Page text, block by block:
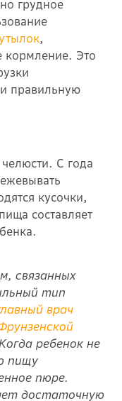
грудное
,
кормление. Это
правильную
челюсти. С года
кусочки,
составляет
связанных
тип
врач
ребенок не
пищу
пюре.
достаточную